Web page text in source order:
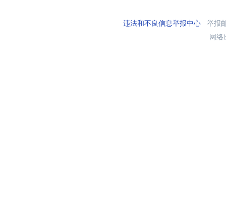
违法和不良信息举报中心举报
网